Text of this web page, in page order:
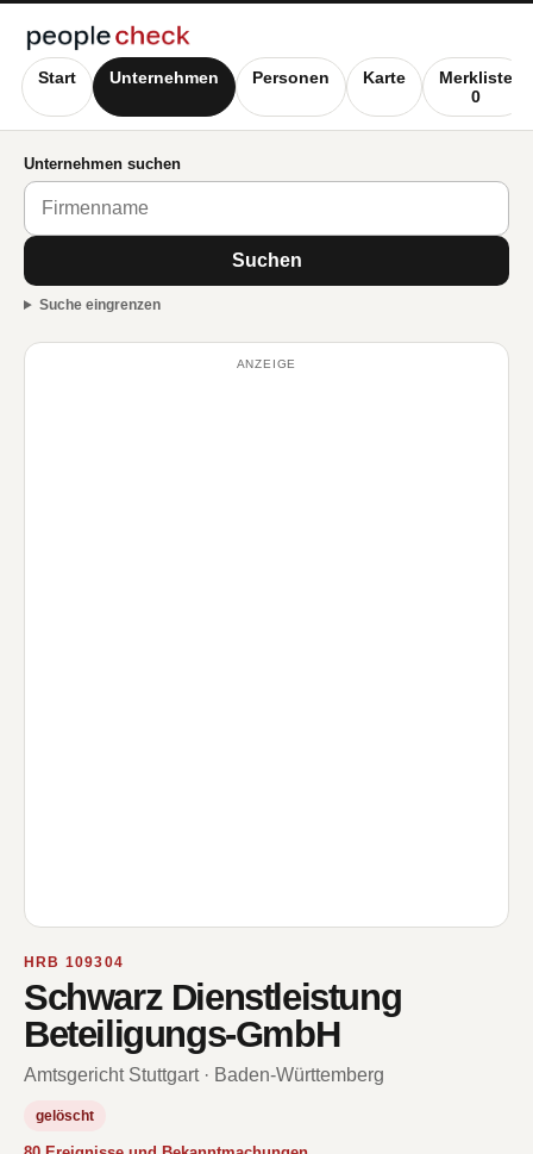
Start Unternehmen Personen Karte
Merkliste
0
Unternehmen suchen
Suchen
Suche eingrenzen
ANZEIGE
HRB 109304
Schwarz Dienstleistung
Beteiligungs-GmbH
Amtsgericht Stuttgart · Baden-Württemberg
gelöscht